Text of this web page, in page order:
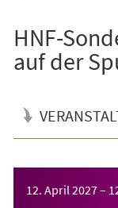
HNF-
auf der
12. April 2027–